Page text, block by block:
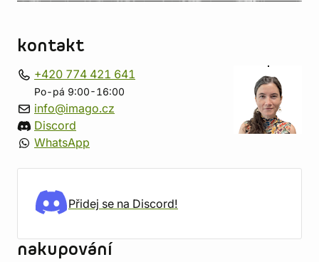
kontakt
+420 774 421 641
Po-pá 9:00-16:00
info@imago.cz
Discord
WhatsApp
Přidej se na Discord!
nakupování